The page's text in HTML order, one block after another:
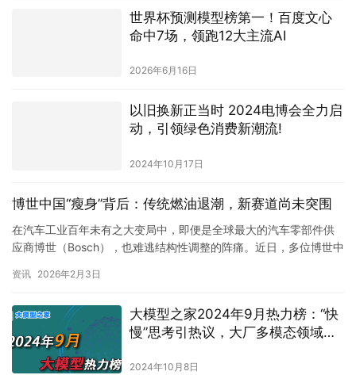
世界杯预测模型榜第一！百度文心
命中7场，领跑12大主流AI
2026年6月16日
以旧换新正当时 2024电博会全力启
动，引领绿色消费新潮流!
2024年10月17日
博世中国“瘦身”背后：传统燃油退潮，新赛道尚未突围
在汽车工业百年未有之大变局中，即便是全球最大的汽车零部件供
应商博世（Bosch），也难逃结构性调整的阵痛。近日，多位博世中
资讯 2026年2月3日
大模型之家2024年9月热力榜：“快
慢”思考引热议，大厂多模态领域齐
2024年10月8日